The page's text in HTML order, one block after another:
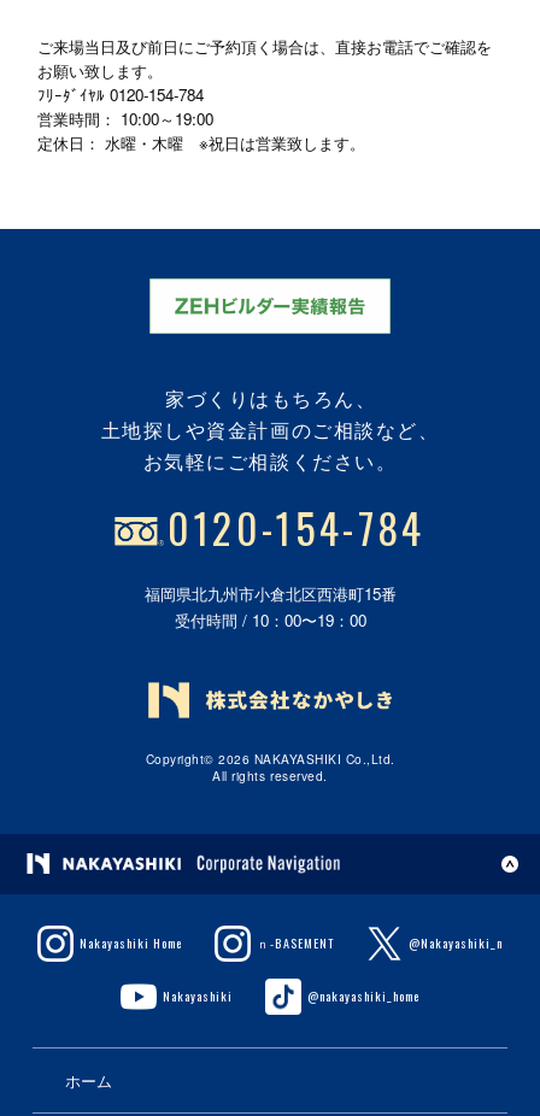
ご来場当日及び前日にご予約頂く場合は、直接お電話でご確認を
お願い致します。
ﾌﾘｰﾀﾞｲﾔﾙ0120-154-784
営業時間： 10:00～19:00
定休日： 水曜・木曜 ※祝日は営業致します。
家づくりはもちろん、
土地探しや資金計画のご相談など、
お気軽にご相談ください。
0120-154-784
福岡県北九州市小倉北区西港町15番
受付時間 / 10：00〜19：00
Copyright© 2026 NAKAYASHIKI Co.,Ltd.
All rights reserved.
Nakayashiki Home ｎ-BASEMENT @Nakayashiki_n
Nakayashiki @nakayashiki_home
ホーム